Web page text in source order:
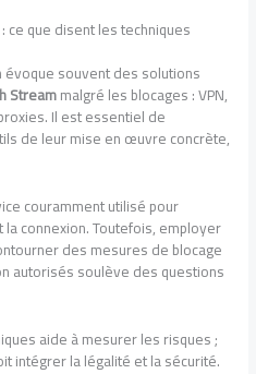
ce que disent les techniques
souvent des solutions
Streammalgré les blocages : VPN,
Il est essentiel de
de leur mise en œuvre concrète,
couramment utilisé pour
connexion. Toutefois, employer
des mesures de blocage
autorisés soulève des questions
aide à mesurer les risques ;
intégrer la légalité et la sécurité.